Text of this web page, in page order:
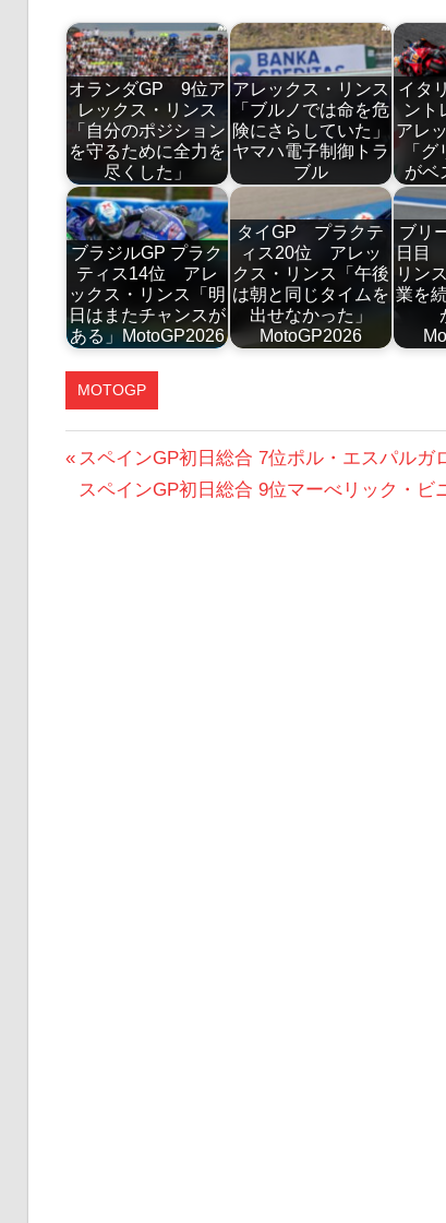
オランダGP 9位ア
レックス・リンス
「自分のポジション
を守るために全力を
尽くした」
アレックス・リンス
「ブルノでは命を危
険にさらしていた」
ヤマハ電子制御トラ
ブル
イタ
ント
アレ
「
がベ
ブラジルGP プラク
ティス14位 アレ
ックス・リンス「明
日はまたチャンスが
ある」MotoGP2026
タイGP プラクテ
ィス20位 アレッ
クス・リンス「午後
は朝と同じタイムを
出せなかった」
MotoGP2026
ブリ
日目
リン
業を
MOTOGP
投
稿
前
の
スペインGP初日総合 7位ポル・エスパルガ
次
スペインGP初日総合 9位マーべリック・ビ